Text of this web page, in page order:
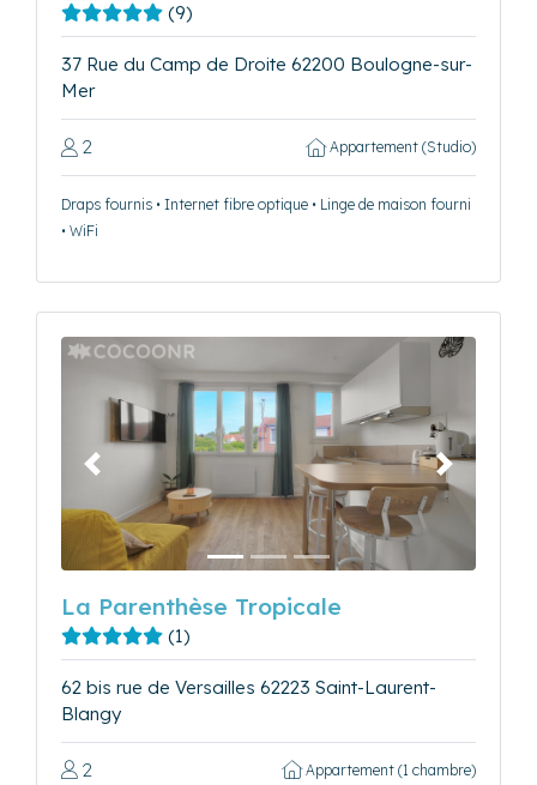
(9)
37 Rue du Camp de Droite 62200 Boulogne-sur-
Mer
2 Appartement (Studio)
Draps fournis • Internet fibre optique • Linge de maison fourni
• WiFi
Précédent Suivant
La Parenthèse Tropicale
(1)
62 bis rue de Versailles 62223 Saint-Laurent-
Blangy
2 Appartement (1 chambre)